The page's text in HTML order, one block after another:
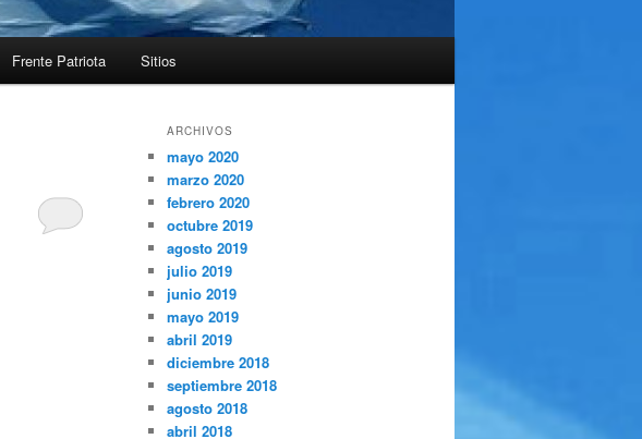
Frente Patriota Sitios
ARCHIVOS
mayo 2020
marzo 2020
febrero 2020
octubre 2019
agosto 2019
julio 2019
junio 2019
mayo 2019
abril 2019
diciembre 2018
septiembre 2018
agosto 2018
abril 2018